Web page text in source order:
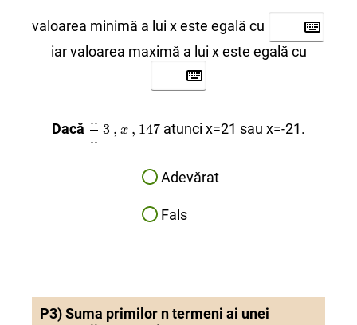
valoarea minimă a lui x este egală cu
iar valoarea maximă a lui x este egală cu
Dacă ....3 x,147
....3 x,147
..
..
3 , x , 147atunci x=21 sau x=-21.
Adevărat
Fals
P3) Suma primilor n termeni ai unei